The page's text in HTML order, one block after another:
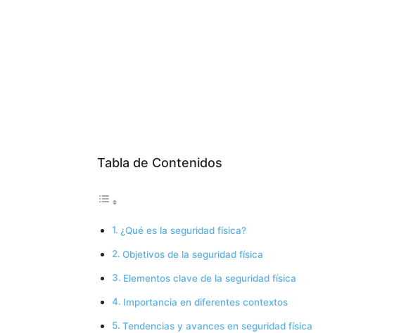
Tabla de Contenidos
¿Qué es la seguridad física?
Objetivos de la seguridad física
Elementos clave de la seguridad física
Importancia en diferentes contextos
Tendencias y avances en seguridad física